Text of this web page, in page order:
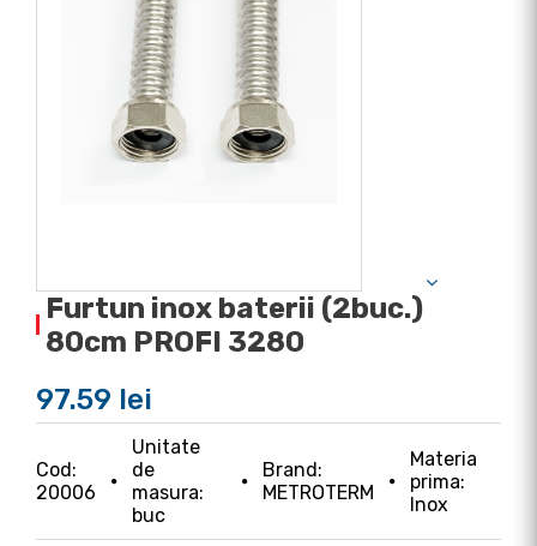
Furtun inox baterii (2buc.)
80cm PROFI 3280
97.59 lei
Cod:
20006
Unitate
de
masura:
buc
Brand:
METROTERM
Materia
prima:
Inox